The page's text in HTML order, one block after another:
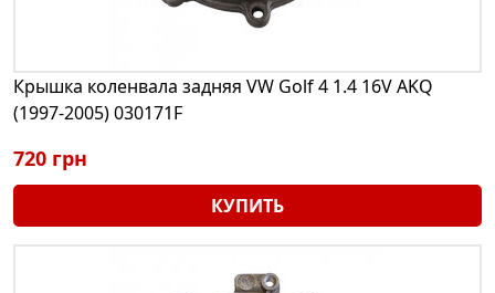
Крышка коленвала задняя VW Golf 4 1.4 16V AKQ
(1997-2005) 030171F
720 грн
КУПИТЬ